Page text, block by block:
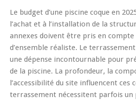
Le budget d’une piscine coque en
l’achat et à l’installation de la
annexes doivent être pris en
d’ensemble réaliste. Le
une dépense incontournable pour
de la piscine. La profondeur, la
l’accessibilité du site influencent ces
terrassement nécessitent parfois